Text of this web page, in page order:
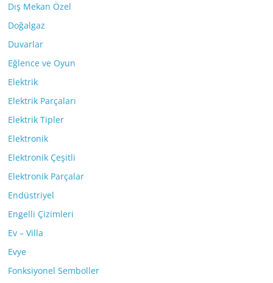
Dış Mekan Özel
Doğalgaz
Duvarlar
Eğlence ve Oyun
Elektrik
Elektrik Parçaları
Elektrik Tipler
Elektronik
Elektronik Çeşitli
Elektronik Parçalar
Endüstriyel
Engelli Çizimleri
Ev – Villa
Evye
Fonksiyonel Semboller